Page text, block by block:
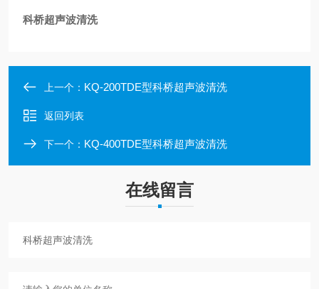
科桥超声波清洗
上一个： KQ-200TDE型科桥超声波清洗
返回列表
下一个： KQ-400TDE型科桥超声波清洗
在线留言